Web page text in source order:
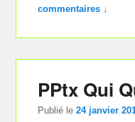
commentaires ↓
PPtx Qui
Publié le24 janvier